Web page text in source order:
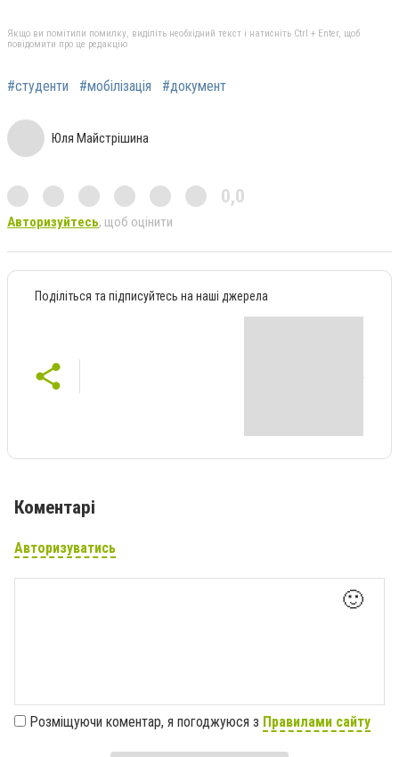
Якщо ви помітили помилку, виділіть необхідний текст і натисніть Ctrl + Enter, щоб
повідомити про це редакцію
#студенти #мобілізація #документ
Юля Майстрішина
0,0
Авторизуйтесь, щоб оцінити
Поділіться та підписуйтесь на наші джерела
Коментарі
Авторизуватись
🙂
Розміщуючи коментар, я погоджуюся з Правилами сайту